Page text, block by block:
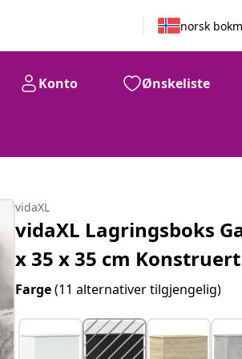
norsk
Konto Ønskeliste
vidaXL
vidaXL Lagringsboks
x 35 x 35 cm
Farge(11 alternativer tilgjengelig)